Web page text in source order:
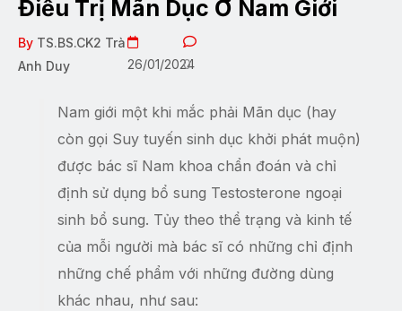
Điều Trị Mãn Dục Ở Nam Giới
By TS.BS.CK2 Trà
Anh Duy
26/01/2024
0
Nam giới một khi mắc phải Mãn dục (hay
còn gọi Suy tuyến sinh dục khởi phát muộn)
được bác sĩ Nam khoa chẩn đoán và chỉ
định sử dụng bổ sung Testosterone ngoại
sinh bổ sung. Tủy theo thể trạng và kinh tế
của mỗi người mà bác sĩ có những chỉ định
những chế phẩm với những đường dùng
khác nhau, như sau: